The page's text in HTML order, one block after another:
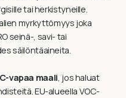
tai herkistyneille.
myrkyttömyys joka
seinä-, savi- tai
säilöntäaineita.
vapaa maali, jos haluat
EU-alueella VOC-